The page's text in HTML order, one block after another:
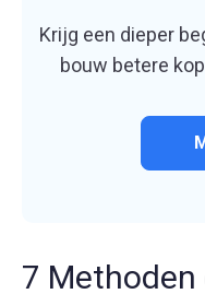
Krijg een dieper
bouw betere
7 Methoden